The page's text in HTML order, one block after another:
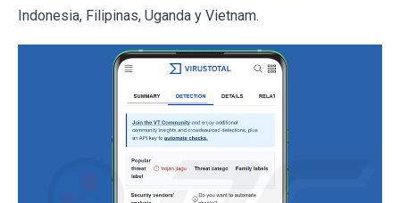
Indonesia, Filipinas, Uganda y Vietnam.